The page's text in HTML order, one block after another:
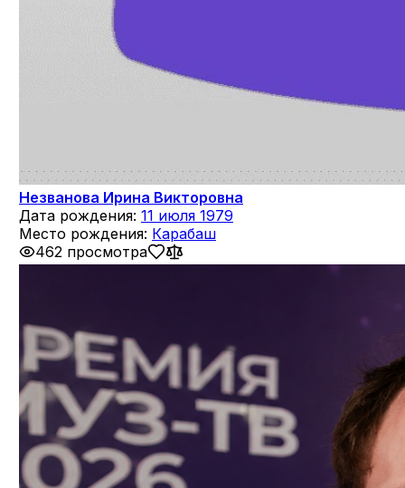
Незванова Ирина Викторовна
Дата рождения: 11 июля 1979
Место рождения: Карабаш
462 просмотра